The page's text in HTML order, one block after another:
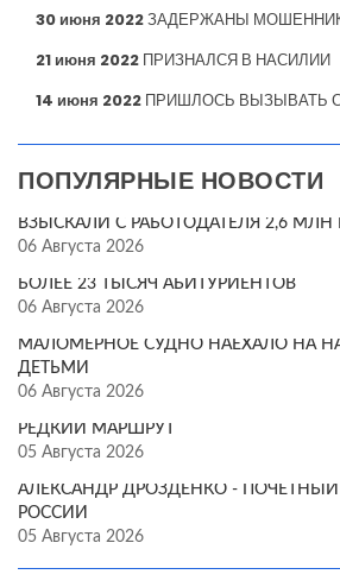
30 июня 2022ЗАДЕРЖАНЫ
21 июня 2022 ПРИЗНАЛСЯ В НАСИЛИИ
14 июня 2022 ПРИШЛОСЬ ВЫЗЫВАТЬ
ПОПУЛЯРНЫЕ НОВОСТИ
ВЗЫСКАЛИ С РАБОТОДАТЕЛЯ 2,6 МЛН
06 Августа 2026
БОЛЕЕ 23 ТЫСЯЧ АБИТУРИЕНТОВ
06 Августа 2026
МАЛОМЕРНОЕ СУДНО НАЕХАЛО НА
ДЕТЬМИ
06 Августа 2026
РЕДКИЙ МАРШРУТ
05 Августа 2026
АЛЕКСАНДР ДРОЗДЕНКО - ПОЧЁТНЫЙ
РОССИИ
05 Августа 2026